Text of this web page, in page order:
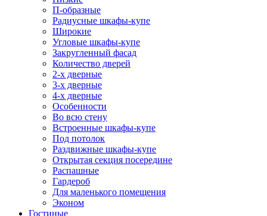
П-образные
Радиусные шкафы-купе
Широкие
Угловые шкафы-купе
Закругленный фасад
Количество дверей
2-х дверные
3-х дверные
4-х дверные
Особенности
Во всю стену
Встроенные шкафы-купе
Под потолок
Раздвижные шкафы-купе
Открытая секция посередине
Распашные
Гардероб
Для маленького помещения
Эконом
Гостиные